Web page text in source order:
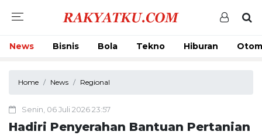
News Bisnis Bola Tekno Hiburan
Home News Regional
Senin, 06 Juli 2026 23:57
Hadiri Penyerahan Bantuan Pertanian